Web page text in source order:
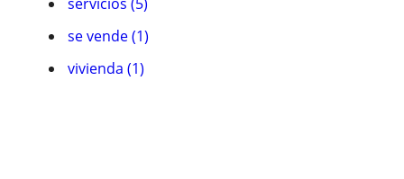
se vende (1)
vivienda (1)